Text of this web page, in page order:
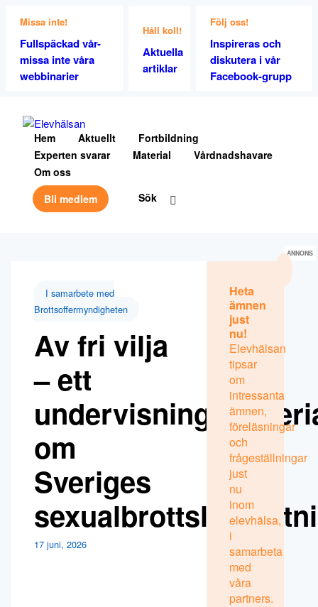
Missa inte!
Fullspäckad vår-
missa inte våra
webbinarier
Håll koll!
Aktuella
artiklar
Följ oss!
Inspireras och
diskutera i vår
Facebook-grupp
Hem Aktuellt
Fortbildning
Experten svarar
Material
Vårdnadshavare
Om oss
Bli medlem
Sök
I samarbete med
Brottsoffermyndigheten
Av fri vilja
– ett
om
Sveriges
17 juni, 2026
Heta
ämnen
just
nu!
Elevhälsan
tipsar
om
intressanta
ämnen,
föreläsningar
och
frågeställningar
just
nu
inom
elevhälsa,
i
samarbeta
med
våra
partners.
ANNONS